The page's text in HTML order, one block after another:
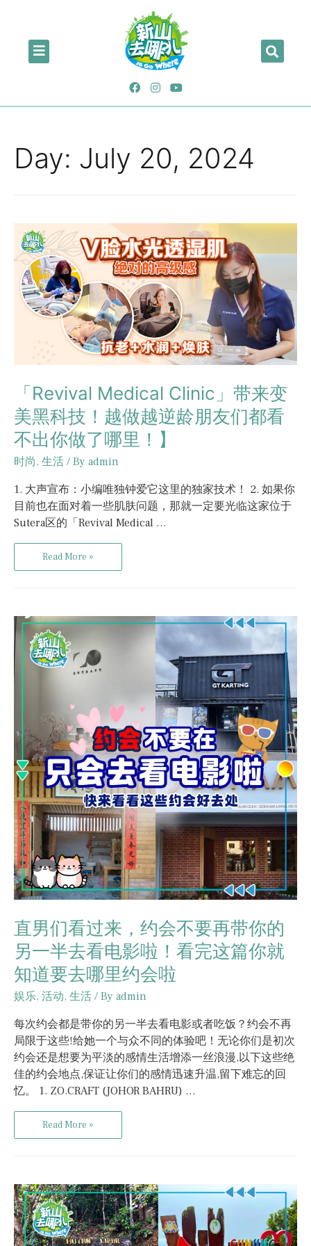
Day: July 20, 2024
「Revival Medical Clinic」带来变
美黑科技！越做越逆龄朋友们都看
不出你做了哪里！】
时尚, 生活 / By admin
1. 大声宣布：小编唯独钟爱它这里的独家技术！ 2. 如果你
目前也在面对着一些肌肤问题，那就一定要光临这家位于
Sutera区的「Revival Medical …
Read More »
直男们看过来，约会不要再带你的
另一半去看电影啦！看完这篇你就
知道要去哪里约会啦
娱乐, 活动, 生活 / By admin
每次约会都是带你的另一半去看电影或者吃饭？约会不再
局限于这些!给她一个与众不同的体验吧！无论你们是初次
约会还是想要为平淡的感情生活增添一丝浪漫,以下这些绝
佳的约会地点,保证让你们的感情迅速升温,留下难忘的回
忆。 1. ZO.CRAFT (JOHOR BAHRU) …
Read More »